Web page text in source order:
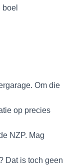
Om die
op precies
NZP. Mag
Dat is toch geen